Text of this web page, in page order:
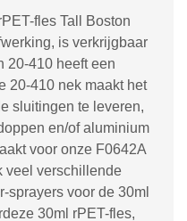
fles Tall Boston
is verkrijgbaar
20-410 heeft een
20-410 nek maakt het
sluitingen te leveren,
en/of aluminium
voor onze F0642A
veel verschillende
sprayers voor de 30ml
30ml rPET-fles,